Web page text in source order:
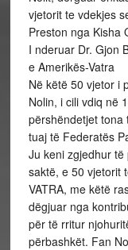
vjetorit te vdekjes
Preston nga Kisha
I nderuar Dr. Gjon
e Amerikës-Vatra
Në këtë 50 vjetor i
Nolin, i cili vdiq në
përshëndetjet tona
tuaj të Federatës
Ju keni zgjedhur
saktë, e 50 vjetorit
VATRA, me këtë
dëgjuar nga
për të rritur
përbashkët. Fan